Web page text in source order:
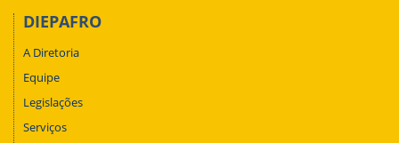
DIEPAFRO
A Diretoria
Equipe
Legislações
Serviços